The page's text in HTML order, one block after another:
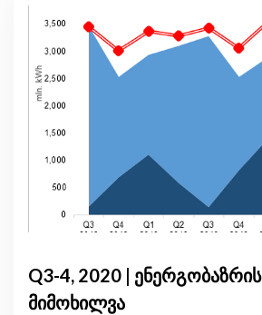
Q3-4, 2020 | ენერგობაზრის
მიმოხილვა